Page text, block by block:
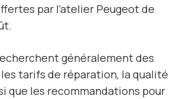
par l’atelier Peugeot de
généralement des
tarifs de réparation, la qualité
que les recommandations pour